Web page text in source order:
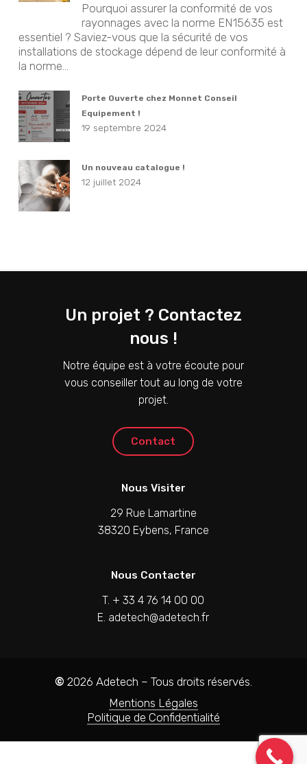
Pourquoi assurer la conformité de vos
rayonnages avec la norme EN15635 est
essentiel ? Saviez-vous que la sécurité de vos
installations de stockage dépend de leur conformité à
la norme...
Porte Ouverte chez Monnet Conseil
Equipement !
19 septembre 2024
Un nouveau catalogue !
12 juillet 2024
Un projet ? Contactez
nous !
Notre équipe est à votre écoute pour
vous conseiller tout au long de votre
projet.
Contact
Nous Visiter
29 Rue Lamartine
38320 Eybens, France
Nous Contacter
T. + 33 4 76 14 00 00
E. adetech@adetech.fr
© 2026 Adetech – Tous droits réservés.
Mentions Légales
Politique de Confidentialité